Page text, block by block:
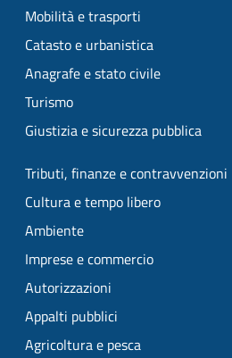
Mobilità e trasporti
Catasto e urbanistica
Anagrafe e stato civile
Turismo
Giustizia e sicurezza pubblica
Tributi, finanze e contravvenzioni
Cultura e tempo libero
Ambiente
Imprese e commercio
Autorizzazioni
Appalti pubblici
Agricoltura e pesca